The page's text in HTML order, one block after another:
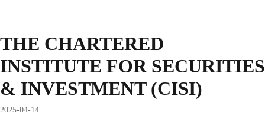
THE CHARTERED
INSTITUTE FOR SECURITIES
& INVESTMENT (CISI)
2025-04-14